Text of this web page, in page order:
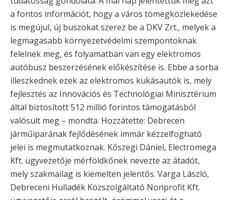
a fontos információt, hogy a város tömegközlekedése
is megújul, új buszokat szerez be a DKV Zrt., melyek a
legmagasabb környezetvédelmi szempontoknak
felelnek meg, és folyamatban van egy elektromos
autóbusz beszerzésének előkészítése is. Ebbe a sorba
illeszkednek ezek az elektromos kukásautók is, mely
fejlesztés az Innovációs és Technológiai Minisztérium
által biztosított 512 millió forintos támogatásból
valósult meg – mondta. Hozzátette: Debrecen
járműiparának fejlődésének immár kézzelfogható
jelei is megmutatkoznak. Kőszegi Dániel, Electromega
Kft. ügyvezetője mérföldkőnek nevezte az átadót,
mely szakmailag is kiemelten jelentős. Varga László,
Debreceni Hulladék Közszolgáltató Nonprofit Kft.